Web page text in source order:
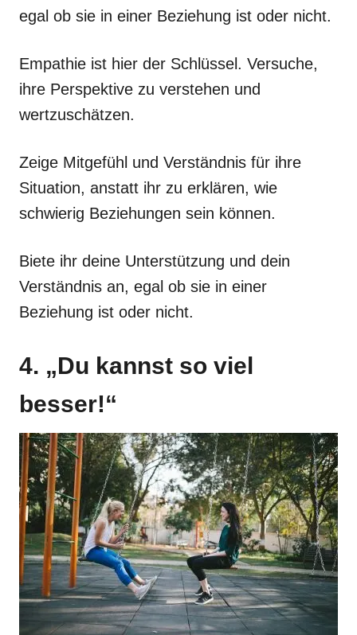
egal ob sie in einer Beziehung ist oder nicht.
Empathie ist hier der Schlüssel. Versuche,
ihre Perspektive zu verstehen und
wertzuschätzen.
Zeige Mitgefühl und Verständnis für ihre
Situation, anstatt ihr zu erklären, wie
schwierig Beziehungen sein können.
Biete ihr deine Unterstützung und dein
Verständnis an, egal ob sie in einer
Beziehung ist oder nicht.
4. „Du kannst so viel
besser!“